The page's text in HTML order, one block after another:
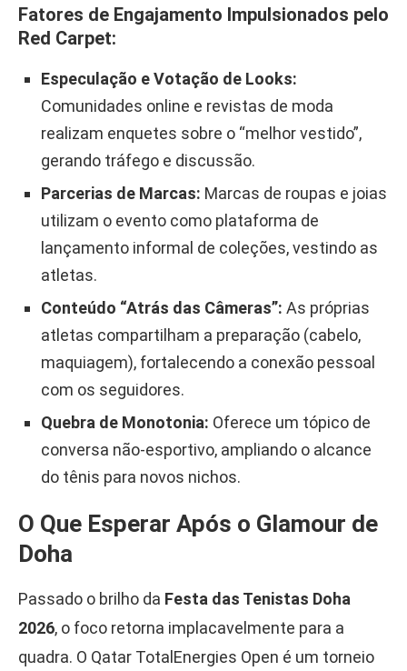
Fatores de Engajamento Impulsionados pelo
Red Carpet:
Especulação e Votação de Looks:
Comunidades online e revistas de moda
realizam enquetes sobre o “melhor vestido”,
gerando tráfego e discussão.
Parcerias de Marcas: Marcas de roupas e joias
utilizam o evento como plataforma de
lançamento informal de coleções, vestindo as
atletas.
Conteúdo “Atrás das Câmeras”: As próprias
atletas compartilham a preparação (cabelo,
maquiagem), fortalecendo a conexão pessoal
com os seguidores.
Quebra de Monotonia: Oferece um tópico de
conversa não-esportivo, ampliando o alcance
do tênis para novos nichos.
O Que Esperar Após o Glamour de
Doha
Passado o brilho da Festa das Tenistas Doha
2026, o foco retorna implacavelmente para a
quadra. O Qatar TotalEnergies Open é um torneio